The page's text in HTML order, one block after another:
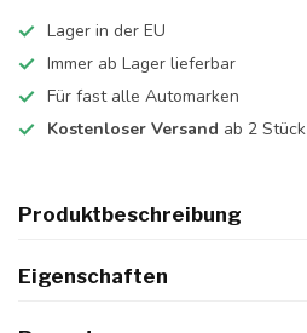
Lager in der EU
Immer ab Lager lieferbar
Für fast alle Automarken
Kostenloser Versand ab 2 Stück
Produktbeschreibung
Eigenschaften